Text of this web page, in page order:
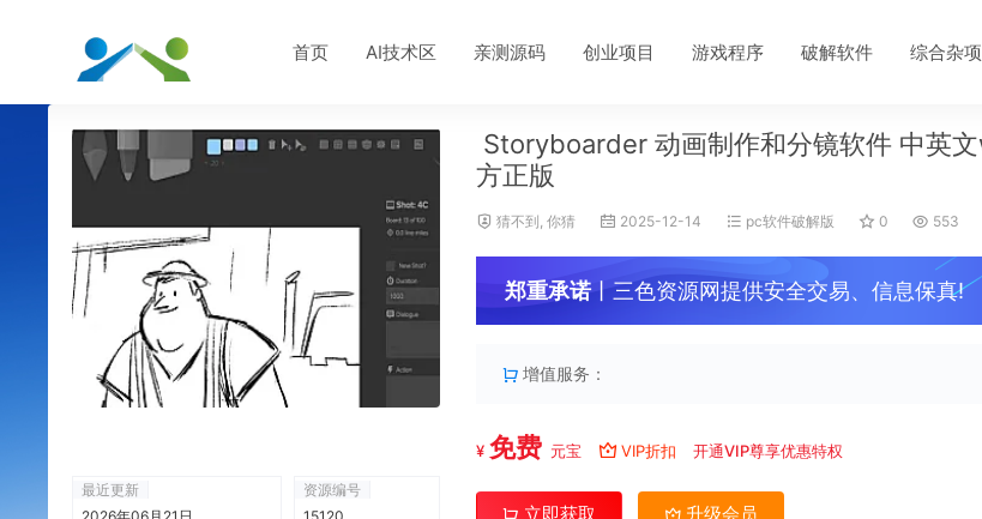
首页 AI技术区 亲测源码 创业项目 游戏程序 破解软件 综合杂项
最近更新
资源编号
Storyboarder 动画制作和分镜软件 中英
方正版
猜不到, 你猜 2025-12-14 pc软件破解版 0 553
郑重承诺丨三色资源网提供安全交易、信息保真!
增值服务：
¥ 免费 元宝 VIP折扣 开通VIP尊享优惠特权
立即获取 升级会员